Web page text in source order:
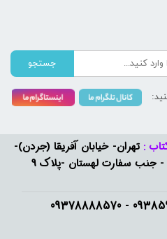
09385901000
: تهران- خیابان آفریقا (جردن)-
بالاتر از تقاطع میرداماد- کوچه مینا - جنب سفارت لهستان -پلاک 9
جستجو